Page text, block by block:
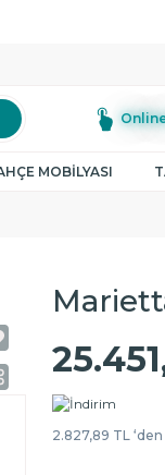
MOBİLYASI
2.827,89 TL